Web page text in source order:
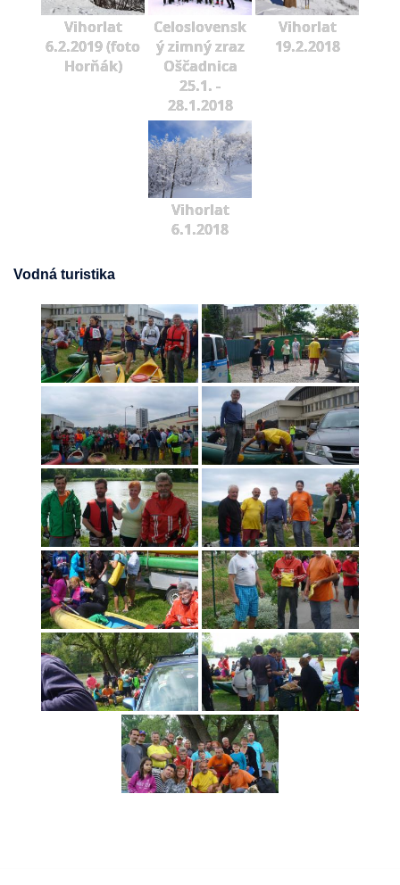
Vihorlat
6.2.2019 (foto
Horňák)
Celoslovensk
ý zimný zraz
Oščadnica
25.1. -
28.1.2018
Vihorlat
19.2.2018
Vihorlat
6.1.2018
Vodná turistika